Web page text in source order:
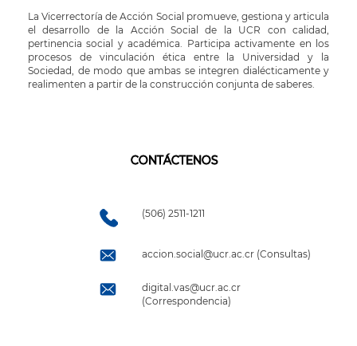
La Vicerrectoría de Acción Social promueve, gestiona y articula
el desarrollo de la Acción Social de la UCR con calidad,
pertinencia social y académica. Participa activamente en los
procesos de vinculación ética entre la Universidad y la
Sociedad, de modo que ambas se integren dialécticamente y
realimenten a partir de la construcción conjunta de saberes.
CONTÁCTENOS
(506) 2511-1211
accion.social@ucr.ac.cr (Consultas)
digital.vas@ucr.ac.cr
(Correspondencia)